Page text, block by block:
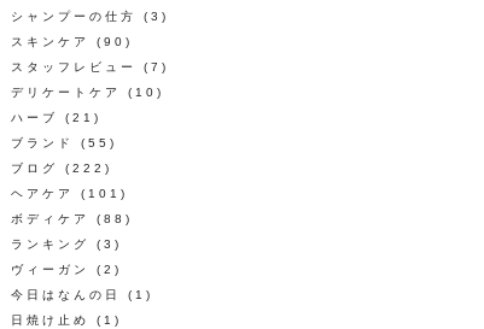
シャンプーの仕方
(3)
スキンケア
(90)
スタッフレビュー
(7)
デリケートケア
(10)
ハーブ
(21)
ブランド
(55)
ブログ
(222)
ヘアケア
(101)
ボディケア
(88)
ランキング
(3)
ヴィーガン
(2)
今日はなんの日
(1)
日焼け止め
(1)